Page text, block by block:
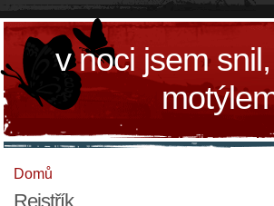
v noci jsem
Domů
Rejstřík